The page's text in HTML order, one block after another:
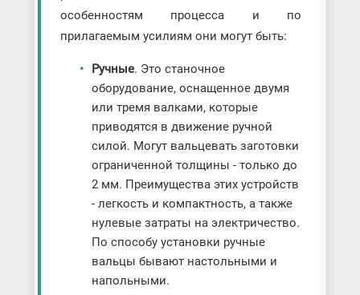
особенностям процесса и по
прилагаемым усилиям они могут быть:
Ручные. Это станочное
оборудование, оснащенное двумя
или тремя валками, которые
приводятся в движение ручной
силой. Могут вальцевать заготовки
ограниченной толщины - только до
2 мм. Преимущества этих устройств
- легкость и компактность, а также
нулевые затраты на электричество.
По способу установки ручные
вальцы бывают настольными и
напольными.